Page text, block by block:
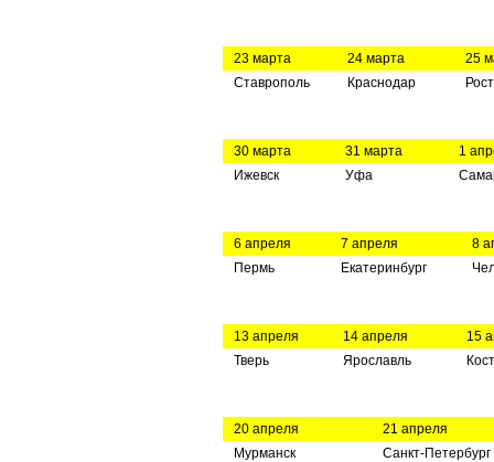
23 марта 24 марта
25
Ставрополь
Краснодар
30 марта 31 марта
1
Ижевск
Уфа
6 апреля 7 апреля
8
Пермь
Екатеринбург
13 апреля 14 апреля
15
Тверь
Ярославль
20 апреля
21 апреля
Мурманск
Санкт-Петербург